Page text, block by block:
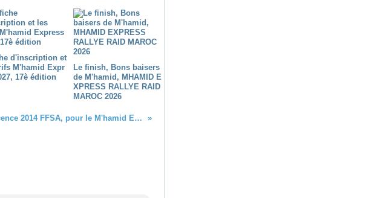
d'inscription et
M'hamid Expr
17è édition
Le finish, Bons baisers
de M'hamid, MHAMID E
XPRESS RALLYE RAID
MAROC 2026
Licence 2014 FFSA, pour le M'hamid Express votre rallye raid au Maroc